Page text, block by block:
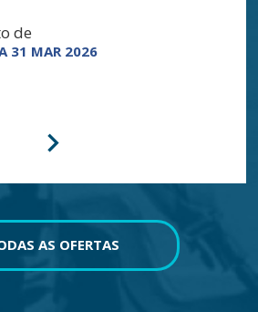
de
31 MAR 2026
AS OFERTAS